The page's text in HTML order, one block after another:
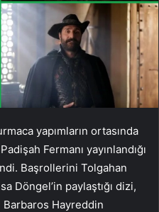
yapımların ortasında
Fermanı yayınlandığı
Başrollerini Tolgahan
Döngel’in paylaştığı dizi,
Barbaros Hayreddin